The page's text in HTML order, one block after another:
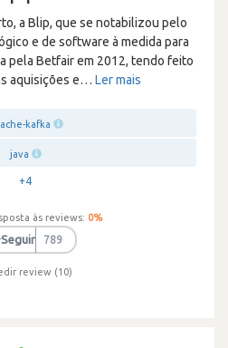
a Blip, que se notabilizou pelo
e de software à medida para
pela Betfair em 2012, tendo feito
aquisições e… Ler mais
kafka
java
+4
às reviews: 0%
Seguir 789
review (10)